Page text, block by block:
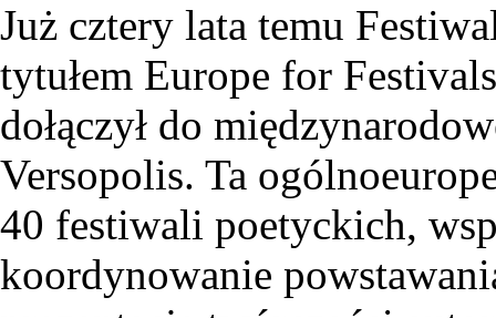
Już cztery lata temu
tytułem Europe for
dołączył do
Versopolis. Ta
40 festiwali poetyckich,
koordynowanie